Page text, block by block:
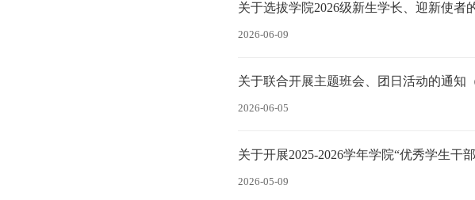
关于选拔学院2026级新生学长、迎新使者
2026-06-09
关于联合开展主题班会、团日活动的通知（
2026-06-05
关于开展2025-2026学年学院“优秀学生干
2026-05-09